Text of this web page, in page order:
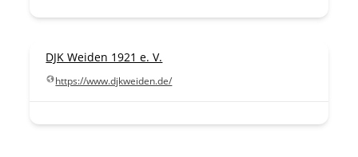
DJK Weiden 1921 e. V.
https://www.djkweiden.de/